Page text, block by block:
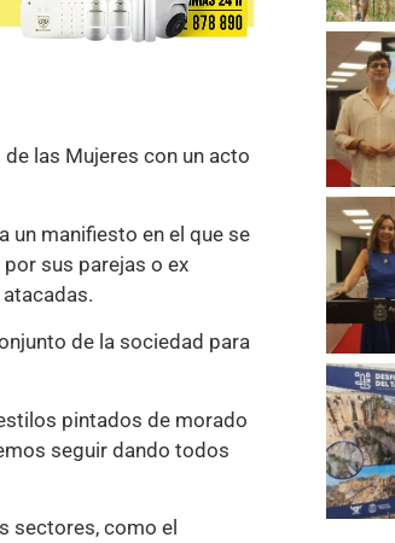
las Mujeres con un acto
un manifiesto en el que se
sus parejas o ex
de la sociedad para
pintados de morado
seguir dando todos
sectores, como el